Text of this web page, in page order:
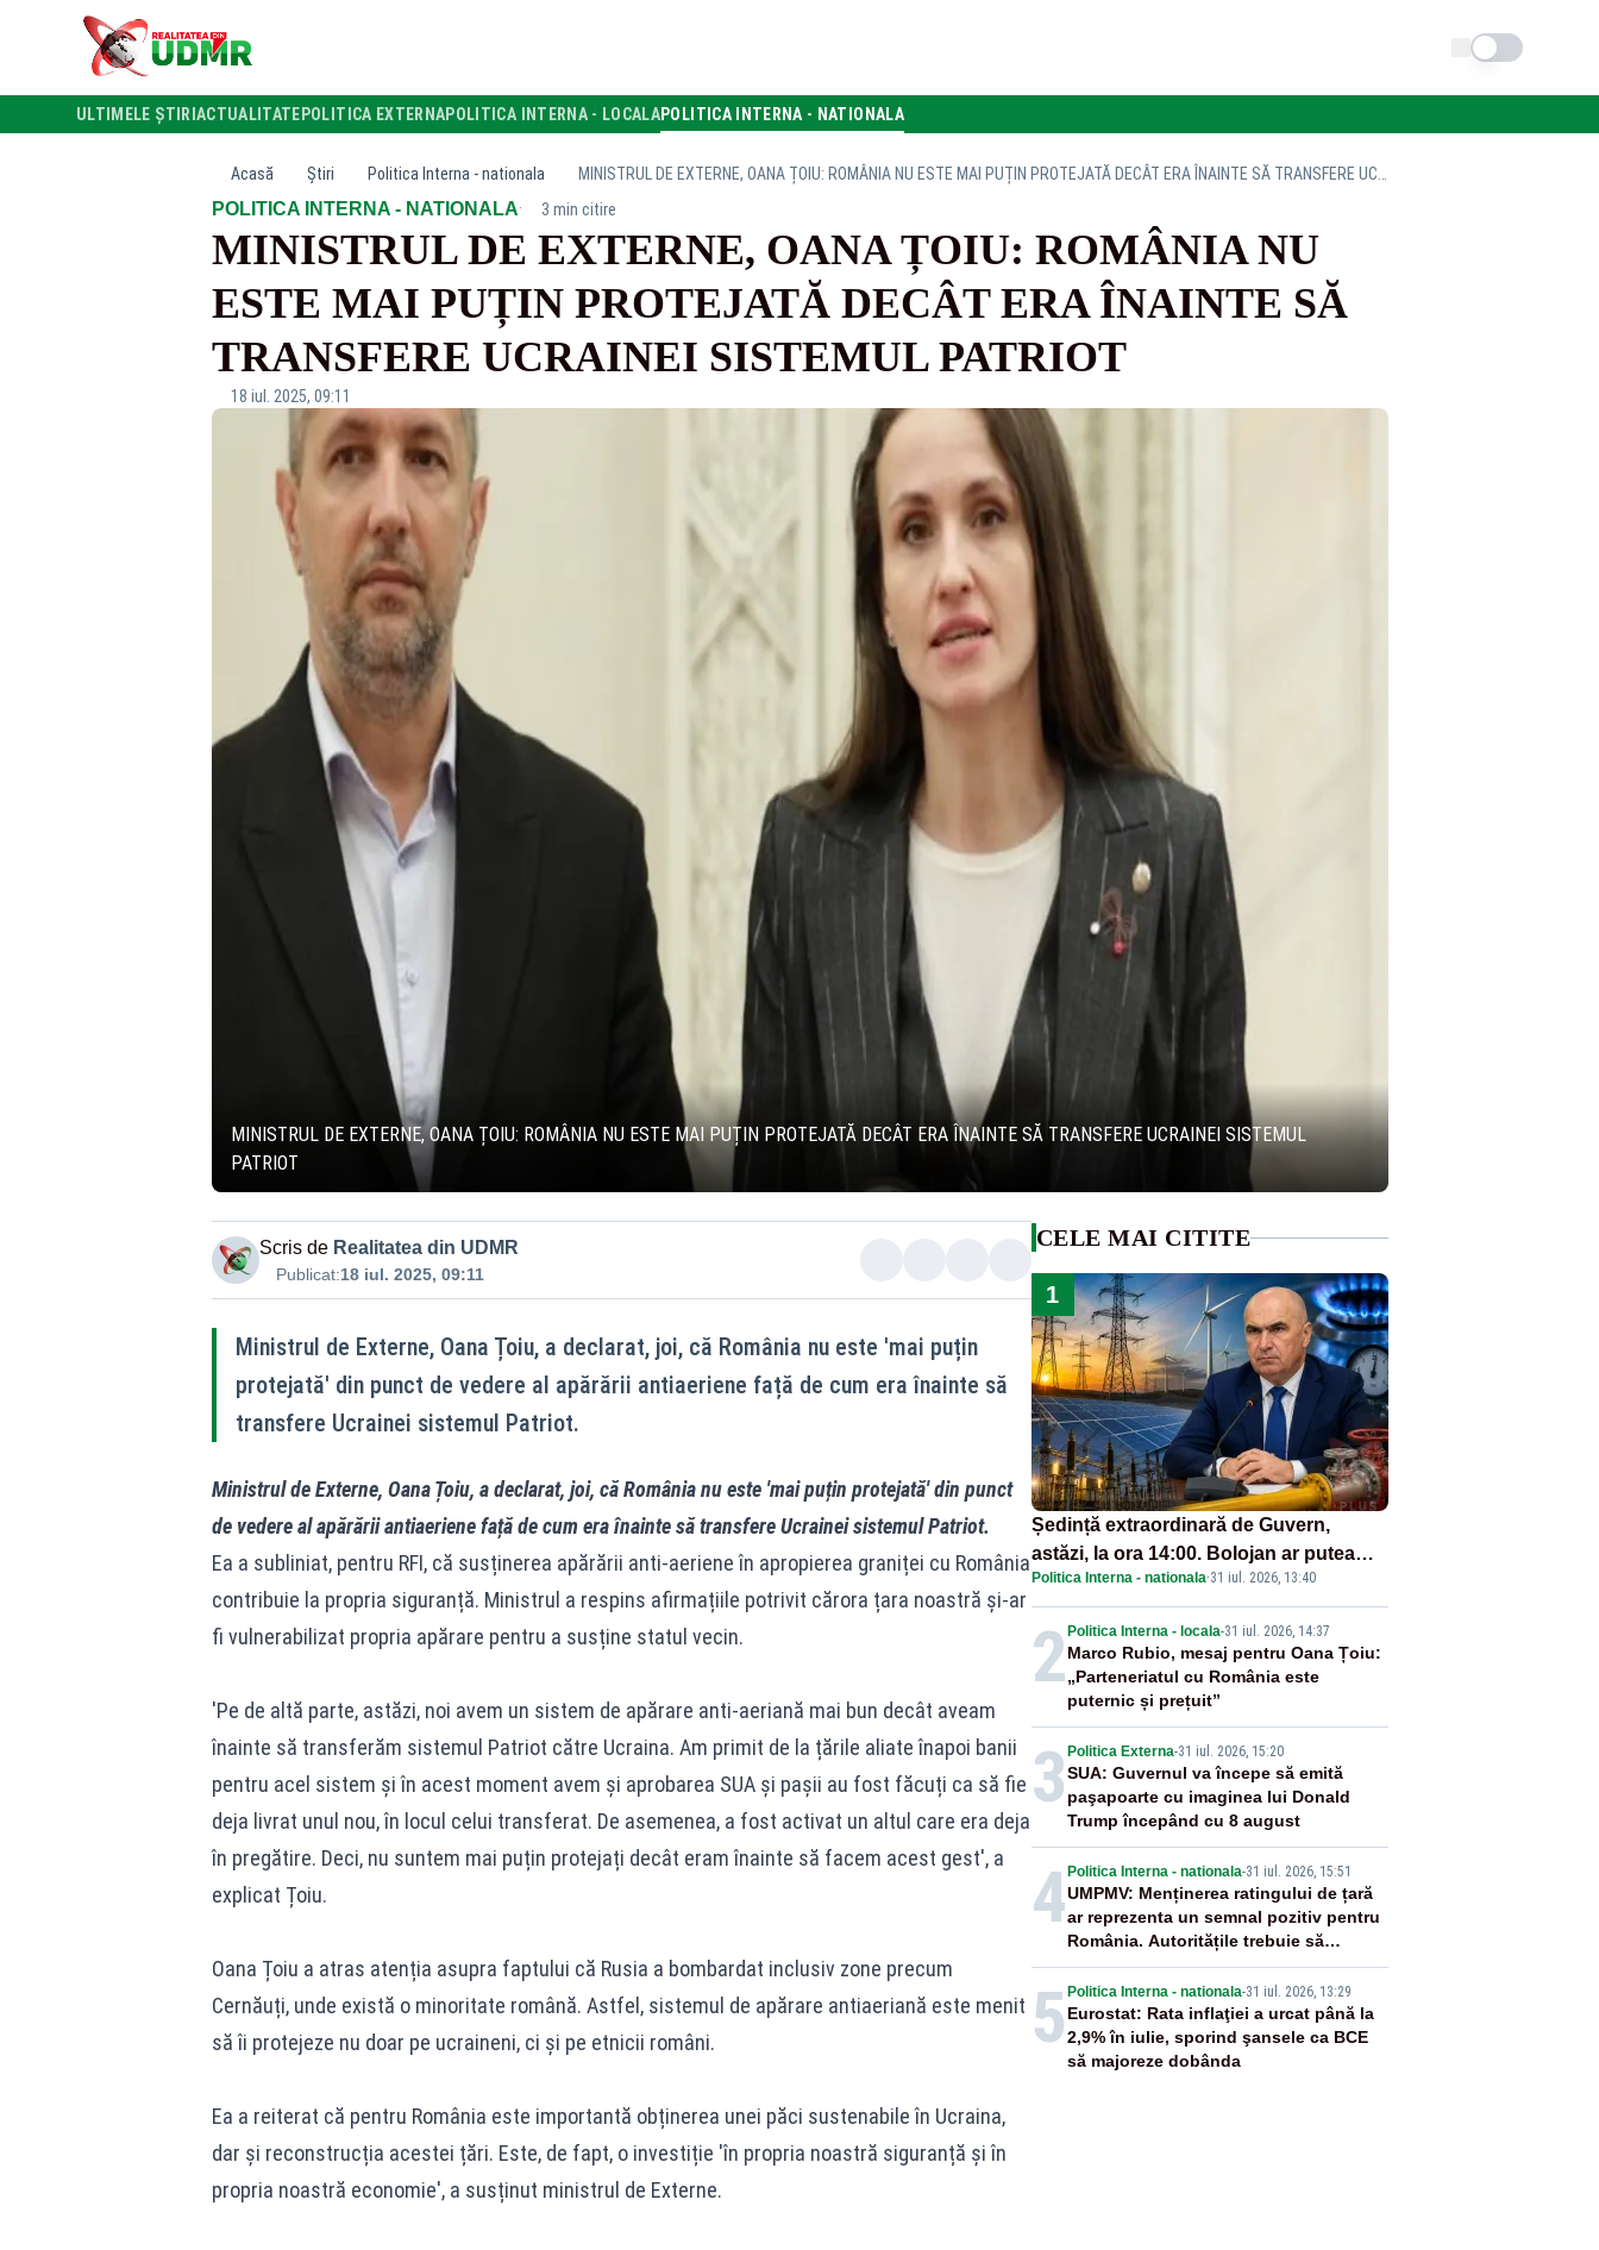
Schimba tema
ULTIMELE ȘTIRI ACTUALITATE POLITICA EXTERNAPOLITICA INTERNA - LOCALAPOLITICA INTERNA - NATIONALA
Acasă Știri Politica Interna - nationala
POLITICA INTERNA - NATIONALA· 3 min citire
MINISTRUL DE EXTERNE, OANA ȚOIU: ROMÂNIA NU
ESTE MAI PUȚIN PROTEJATĂ DECÂT ERA ÎNAINTE SĂ
TRANSFERE UCRAINEI SISTEMUL PATRIOT
18 iul. 2025, 09:11
MINISTRUL DE EXTERNE, OANA ȚOIU: ROMÂNIA NU ESTE MAI PUȚIN PROTEJATĂ DECÂT ERA ÎNAINTE SĂ TRANSFERE UCRAINEI SISTEMUL
PATRIOT
Scris de Realitatea din UDMR
Publicat:18 iul. 2025, 09:11
Ministrul de Externe, Oana Țoiu, a declarat, joi, că România nu este 'mai puțin
protejată' din punct de vedere al apărării antiaeriene față de cum era înainte să
transfere Ucrainei sistemul Patriot.
Ministrul de Externe, Oana Țoiu, a declarat, joi, că România nu este 'mai puțin protejată' din punct
de vedere al apărării antiaeriene față de cum era înainte să transfere Ucrainei sistemul Patriot.
Ea a subliniat, pentru RFI, că susținerea apărării anti-aeriene în apropierea graniței cu România
contribuie la propria siguranță. Ministrul a respins afirmațiile potrivit cărora țara noastră și-ar
fi vulnerabilizat propria apărare pentru a susține statul vecin.
'Pe de altă parte, astăzi, noi avem un sistem de apărare anti-aeriană mai bun decât aveam
înainte să transferăm sistemul Patriot către Ucraina. Am primit de la țările aliate înapoi banii
pentru acel sistem și în acest moment avem și aprobarea SUA și pașii au fost făcuți ca să fie
deja livrat unul nou, în locul celui transferat. De asemenea, a fost activat un altul care era deja
în pregătire. Deci, nu suntem mai puțin protejați decât eram înainte să facem acest gest', a
explicat Țoiu.
Oana Țoiu a atras atenția asupra faptului că Rusia a bombardat inclusiv zone precum
Cernăuți, unde există o minoritate română. Astfel, sistemul de apărare antiaeriană este menit
să îi protejeze nu doar pe ucraineni, ci și pe etnicii români.
Ea a reiterat că pentru România este importantă obținerea unei păci sustenabile în Ucraina,
dar și reconstrucția acestei țări. Este, de fapt, o investiție 'în propria noastră siguranță și în
propria noastră economie', a susținut ministrul de Externe.
CELE MAI CITITE
1
Ședință extraordinară de Guvern,
astăzi, la ora 14:00. Bolojan ar putea
decreta stare de urgență energetică
Politica Interna - nationala·31 iul. 2026, 13:40
2 Politica Interna - locala-31 iul. 2026, 14:37
Marco Rubio, mesaj pentru Oana Țoiu:
„Parteneriatul cu România este
puternic și prețuit”
3 Politica Externa-31 iul. 2026, 15:20
SUA: Guvernul va începe să emită
paşapoarte cu imaginea lui Donald
Trump începând cu 8 august
4 Politica Interna - nationala-31 iul. 2026, 15:51
UMPMV: Menținerea ratingului de țară
ar reprezenta un semnal pozitiv pentru
România. Autoritățile trebuie să
continue consolidarea stabilității
economice și financiare
5 Politica Interna - nationala-31 iul. 2026, 13:29
Eurostat: Rata inflaţiei a urcat până la
2,9% în iulie, sporind şansele ca BCE
să majoreze dobânda